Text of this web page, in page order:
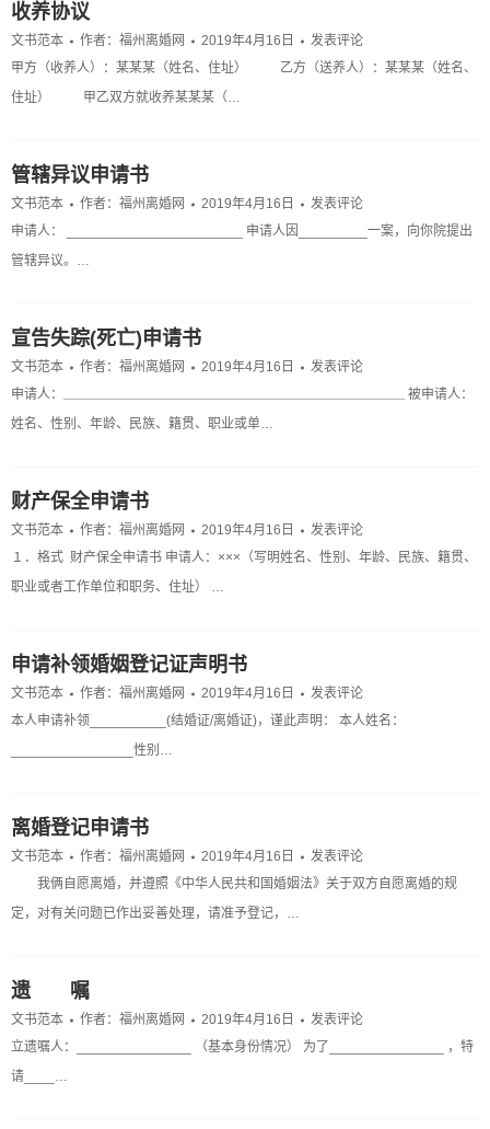
收养协议
文书范本 作者： 福州离婚网 2019年4月16日
发表评论
甲方（收养人）：某某某（姓名、住址） 乙方（送养人）：某某某（姓名、
住址） 甲乙双方就收养某某某（…
管辖异议申请书
文书范本 作者： 福州离婚网 2019年4月16日
发表评论
申请人： _______________________ 申请人因_________一案，向你院提出
管辖异议。…
宣告失踪(死亡)申请书
文书范本 作者： 福州离婚网 2019年4月16日
发表评论
申请人：＿＿＿＿＿＿＿＿＿＿＿＿＿＿＿＿＿＿＿＿＿＿＿＿＿＿ 被申请人：
姓名、性别、年龄、民族、籍贯、职业或单…
财产保全申请书
文书范本 作者： 福州离婚网 2019年4月16日
发表评论
１．格式 财产保全申请书 申请人：×××（写明姓名、性别、年龄、民族、籍贯、
职业或者工作单位和职务、住址） …
申请补领婚姻登记证声明书
文书范本 作者： 福州离婚网 2019年4月16日
发表评论
本人申请补领__________(结婚证/离婚证)，谨此声明： 本人姓名：
________________性别…
离婚登记申请书
文书范本 作者： 福州离婚网 2019年4月16日
发表评论
我俩自愿离婚，并遵照《中华人民共和国婚姻法》关于双方自愿离婚的规
定，对有关问题已作出妥善处理，请准予登记，…
遗 嘱
文书范本 作者： 福州离婚网 2019年4月16日
发表评论
立遗嘱人：_______________ （基本身份情况） 为了_______________ ，特
请____…